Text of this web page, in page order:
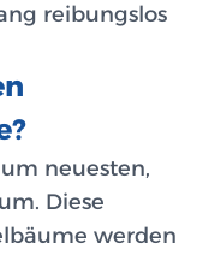
reibungslos
neuesten,
Diese
werden